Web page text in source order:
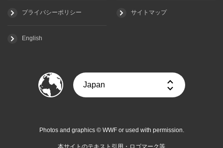
プライバシーポリシー サイトマップ
English
Photos and graphics © WWF or used with permission.